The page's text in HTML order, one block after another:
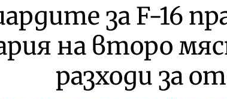
за F-16
на второ
разходи за